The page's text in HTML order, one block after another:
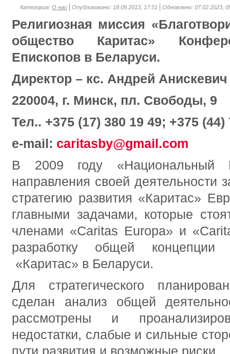
Категория: О нас Опубликовано: 18.09.2013, 17:51 Обновлено: 07.02.2023,
Религиозная миссия
общество Каритас»
Епископов в Беларуси.
Директор – кс. Андрей Анискевич
220004, г. Минск, пл. Свободы, 9
Тел.. +375 (17) 380 19 49; +375 (44)
e-mail: caritasby@gmail.com
В 2009 году «Национальный
направления своей деятельности
стратегию развития «Каритас»
главными задачами, которые
членами «Caritas Europa» и
разработку общей концепции
«Каритас» в Беларуси.
Для стратегического
сделан анализ общей
рассмотрены и
недостатки, слабые и сильные
пути развития и возможные риски.